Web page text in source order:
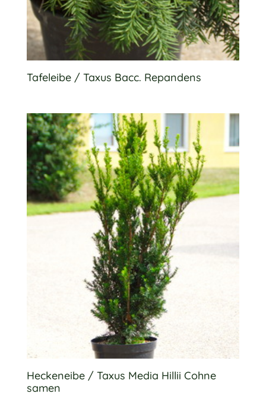
Tafeleibe / Taxus Bacc. Repandens
Heckeneibe / Taxus Media Hillii Cohne
samen